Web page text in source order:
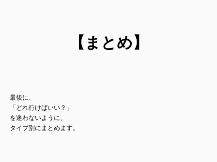
【まとめ】
最後に、
「どれ行けばいい？」
を迷わないように、
タイプ別にまとめます。